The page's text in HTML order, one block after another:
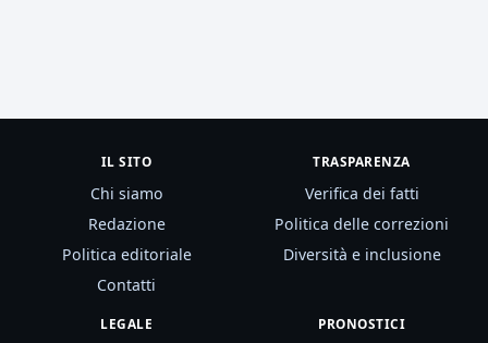
IL SITO
Chi siamo
Redazione
Politica editoriale
Contatti
TRASPARENZA
Verifica dei fatti
Politica delle correzioni
Diversità e inclusione
LEGALE PRONOSTICI